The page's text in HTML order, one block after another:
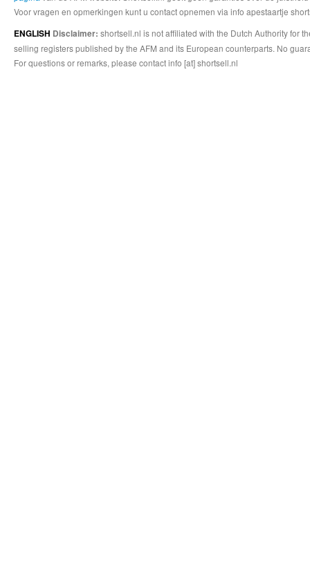
Voor vragen en opmerkingen kunt u contact opnemen via info apestaartje
ENGLISH Disclaimer: shortsell.nl is not affiliated with the Dutch Authority for
selling registers published by the AFM and its European counterparts. No
For questions or remarks, please contact info [at] shortsell.nl